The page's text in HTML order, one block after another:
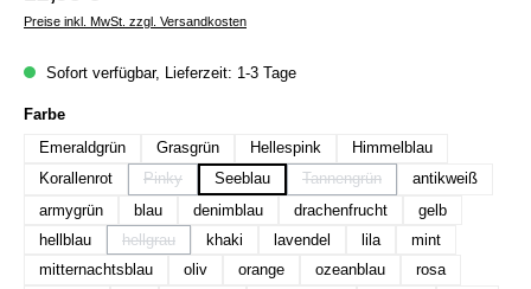
Preise inkl. MwSt. zzgl. Versandkosten
Sofort verfügbar, Lieferzeit: 1-3 Tage
Farbeauswählen
Emeraldgrün
Grasgrün Hellespink
Himmelblau
Korallenrot
Pinky
(Diese Option ist zurzeit nicht verfügbar.)
Seeblau Tannengrün
(Diese Option ist zurzeit nicht
antikweiß
armygrün
blau denimblau drachenfrucht
gelb
hellblau
hellgrau
(Diese Option ist zurzeit nicht verfügbar.)
khaki lavendel lila
mint
mitternachtsblau
oliv orange ozeanblau
rosa